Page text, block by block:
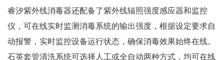
睿汐紫外线消毒器还配备了紫外线辐照强度感应器和监控
仪，可在线实时监测消毒系统的输出强度，根据设定要求自
动报警，实时监控设备运行状态，确保消毒效果始终在线。
石英套管清洗系统可选择人工或全自动两种方式，均可在线